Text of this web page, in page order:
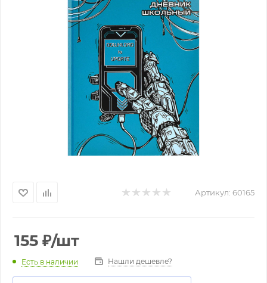
Артикул: 60165
155 ₽/шт
Есть в наличии Нашли дешевле?